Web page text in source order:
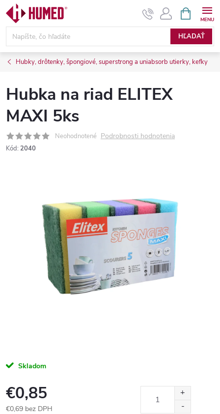
Prejsť
obsah
HĽADAŤ
KOŠÍK
Hubky, drôtenky, špongiové, superstrong a uniabsorb utierky, kefky
Hubka na riad ELITEX
MAXI 5ks
Neohodnotené Podrobnosti hodnotenia
Kód: 2040
Skladom
€0,85
€0,69 bez DPH